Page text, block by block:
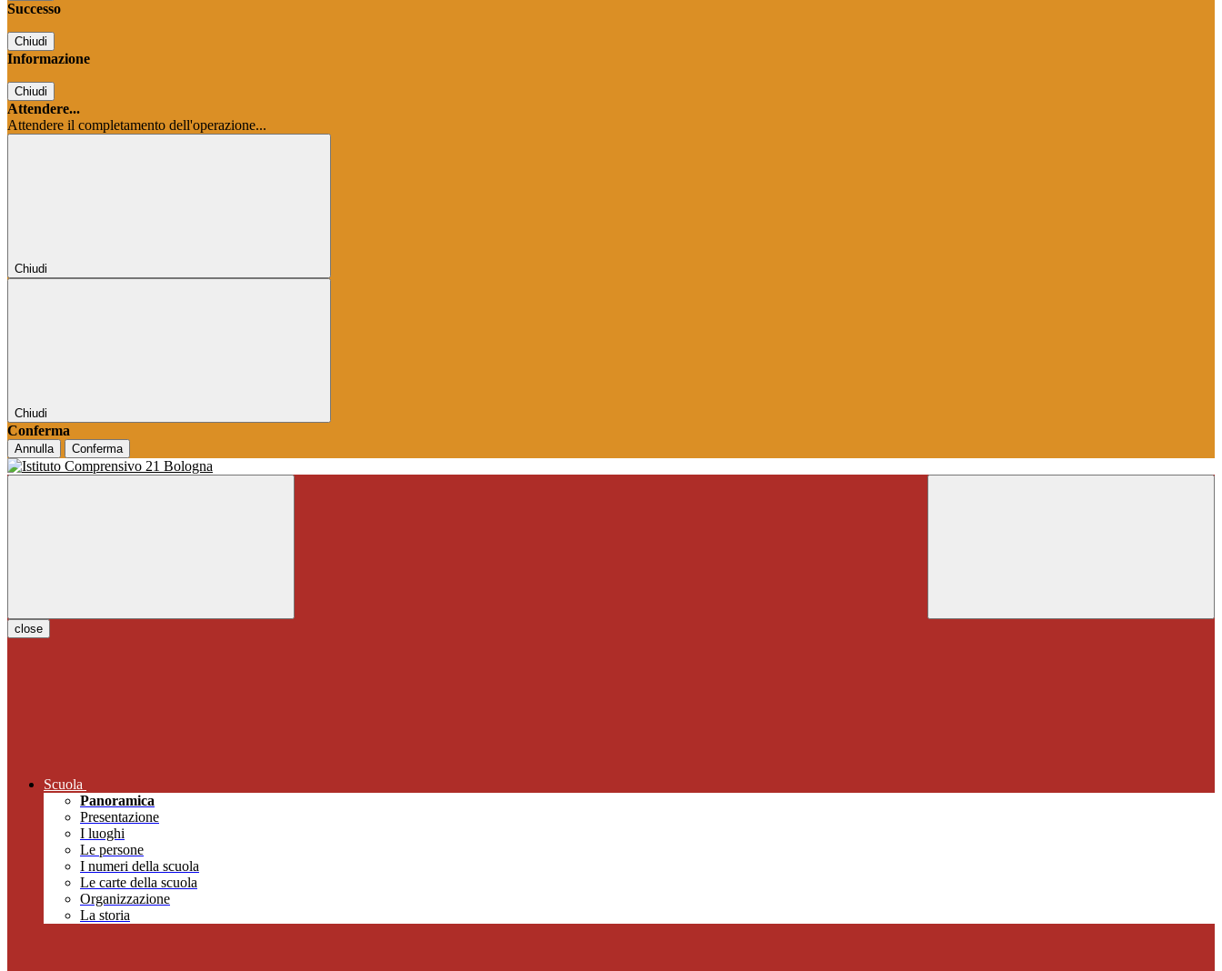
Successo
Chiudi
Informazione
Chiudi
Attendere...
Attendere il completamento dell'operazione...
Chiudi
Chiudi
Conferma
Annulla Conferma
close
Scuola
Panoramica
Presentazione
I luoghi
Le persone
I numeri della scuola
Le carte della scuola
Organizzazione
La storia